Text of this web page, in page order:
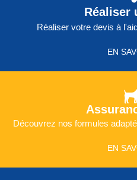
Réaliser
Réaliser votre devis à
EN
Découvrez nos formules
EN